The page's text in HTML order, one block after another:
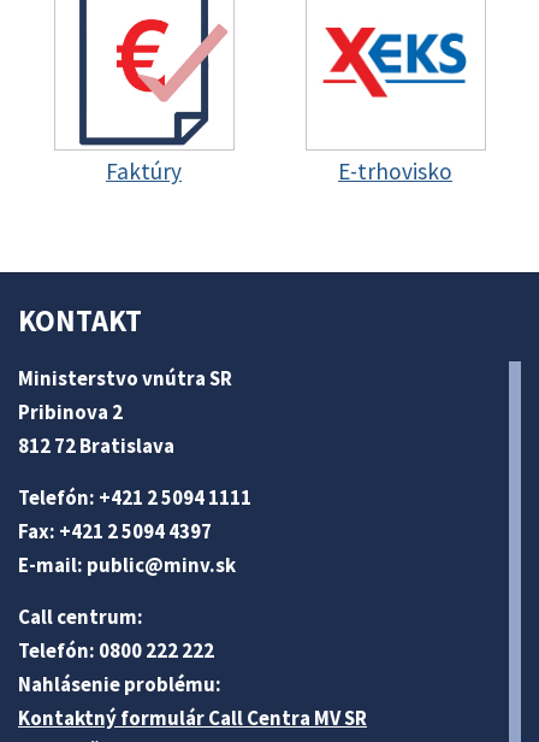
Faktúry E-trhovisko
KONTAKT
Ministerstvo vnútra SR
Pribinova 2
812 72 Bratislava
Telefón: +421 2 5094 1111
Fax: +421 2 5094 4397
E-mail: public@minv.sk
Call centrum:
Telefón: 0800 222 222
Nahlásenie problému:
Kontaktný formulár Call Centra MV SR